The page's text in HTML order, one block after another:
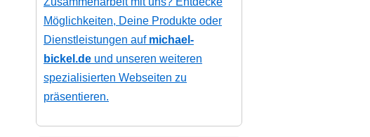
Möglichkeiten, Deine Produkte oder
Dienstleistungen auf michael-
bickel.de und unseren weiteren
spezialisierten Webseiten zu
präsentieren.